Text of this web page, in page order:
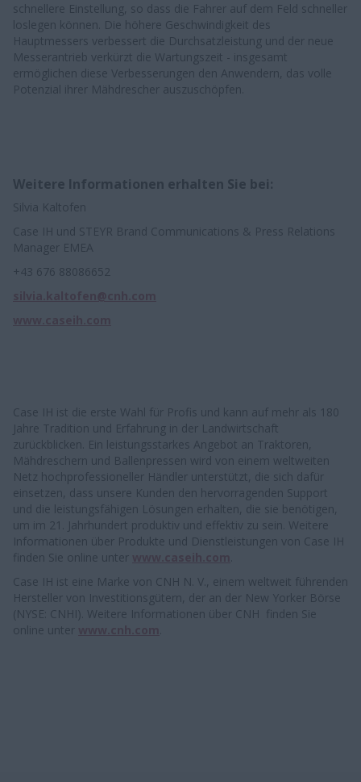
schnellere Einstellung, so dass die Fahrer auf dem Feld schneller
loslegen können. Die höhere Geschwindigkeit des
Hauptmessers verbessert die Durchsatzleistung und der neue
Messerantrieb verkürzt die Wartungszeit - insgesamt
ermöglichen diese Verbesserungen den Anwendern, das volle
Potenzial ihrer Mähdrescher auszuschöpfen.
Weitere Informationen erhalten Sie bei:
Silvia Kaltofen
Case IH und STEYR Brand Communications & Press Relations
Manager EMEA
+43 676 88086652
Case IH ist die erste Wahl für Profis und kann auf mehr als 180
Jahre Tradition und Erfahrung in der Landwirtschaft
zurückblicken. Ein leistungsstarkes Angebot an Traktoren,
Mähdreschern und Ballenpressen wird von einem weltweiten
Netz hochprofessioneller Händler unterstützt, die sich dafür
einsetzen, dass unsere Kunden den hervorragenden Support
und die leistungsfähigen Lösungen erhalten, die sie benötigen,
um im 21. Jahrhundert produktiv und effektiv zu sein. Weitere
Informationen über Produkte und Dienstleistungen von Case IH
finden Sie online unter
Case IH ist eine Marke von CNH N. V., einem weltweit führenden
Hersteller von Investitionsgütern, der an der New Yorker Börse
(NYSE: CNHI). Weitere Informationen über CNH finden Sie
online unter